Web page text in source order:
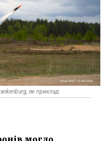
як приклад